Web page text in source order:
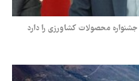
محصولات کشاورزی را دارد